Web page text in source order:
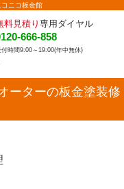
ニコ板金館
料見積り 専用ダイヤル
666-858
付時間9:00～19:00(年中無休)
ーターの板金塗装修